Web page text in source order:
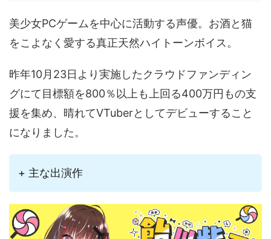
美少女PCゲームを中心に活動する声優。お酒と猫
をこよなく愛する真正天然ハイトーンボイス。
昨年10月23日より実施したクラウドファンディン
グにて目標額を800％以上も上回る400万円もの支
援を集め、晴れてVTuberとしてデビューすること
になりました。
+ 主な出演作